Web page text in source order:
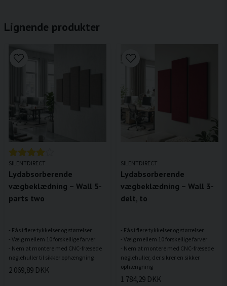
Lignende produkter
SILENTDIRECT
Lydabsorberende
vægbeklædning – Wall 5-
parts two
- Fås i flere tykkelser og størrelser
- Vælg mellem 10 forskellige farver
- Nem at montere med CNC-fræsede
2 069,89 DKK
SILENTDIRECT
Lydabsorberende
vægbeklædning – Wall 3-
delt, to
- Fås i flere tykkelser og størrelser
- Vælg mellem 10 forskellige farver
- Nem at montere med CNC-fræsede
nøglehuller, der sikrer en sikker
1 784,29 DKK